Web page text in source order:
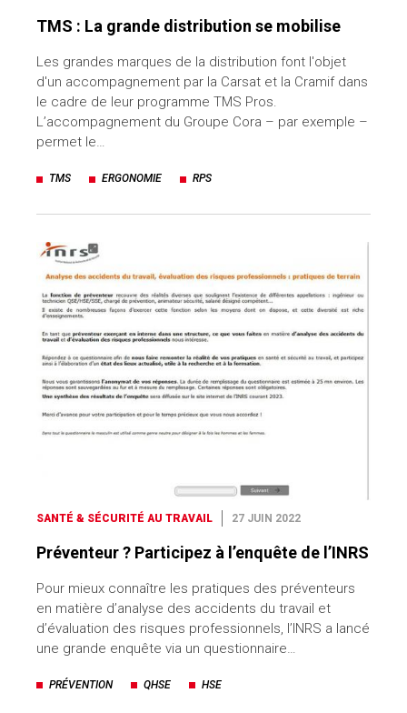
TMS : La grande distribution se mobilise
Les grandes marques de la distribution font l'objet
d'un accompagnement par la Carsat et la Cramif dans
le cadre de leur programme TMS Pros.
L’accompagnement du Groupe Cora – par exemple –
permet le…
TMS ERGONOMIE RPS
SANTÉ & SÉCURITÉ AU TRAVAIL 27 JUIN 2022
Préventeur ? Participez à l’enquête de l’INRS
Pour mieux connaître les pratiques des préventeurs
en matière d’analyse des accidents du travail et
d’évaluation des risques professionnels, l’INRS a lancé
une grande enquête via un questionnaire…
PRÉVENTION QHSE HSE